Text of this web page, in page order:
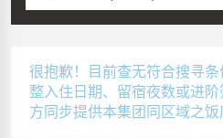
很抱歉！目前查无符合搜寻
整入住日期、留宿夜数或进
方同步提供本集团同区域之饭